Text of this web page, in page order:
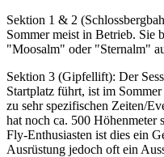
Sektion 1 & 2
Sommer meist in Betrieb. Sie
"Moosalm" oder "Sternalm"
Sektion 3 (Gipfellift): Der
Startplatz führt, ist im
zu sehr spezifischen Zeiten/
hat noch ca. 500
Fly-Enthusiasten ist dies ein
Ausrüstung jedoch oft ein